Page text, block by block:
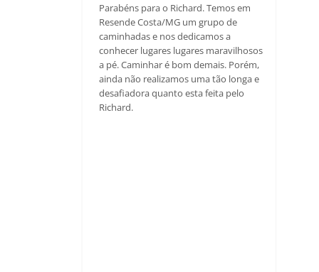
Parabéns para o Richard. Temos em
Resende Costa/MG um grupo de
caminhadas e nos dedicamos a
conhecer lugares lugares maravilhosos
a pé. Caminhar é bom demais. Porém,
ainda não realizamos uma tão longa e
desafiadora quanto esta feita pelo
Richard.